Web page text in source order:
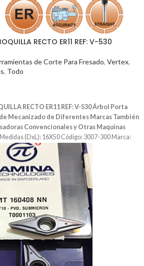
RECTO ER11 REF: V-530
de Corte Para Fresado, Vertex,
, Todo
RECTO ER11 REF: V-530Árbol Porta
Mecanizado de Diferentes Marcas También
Convencionales y Otras Maquinas
(DxL): 16X50 Código: 3007-300 Marca: